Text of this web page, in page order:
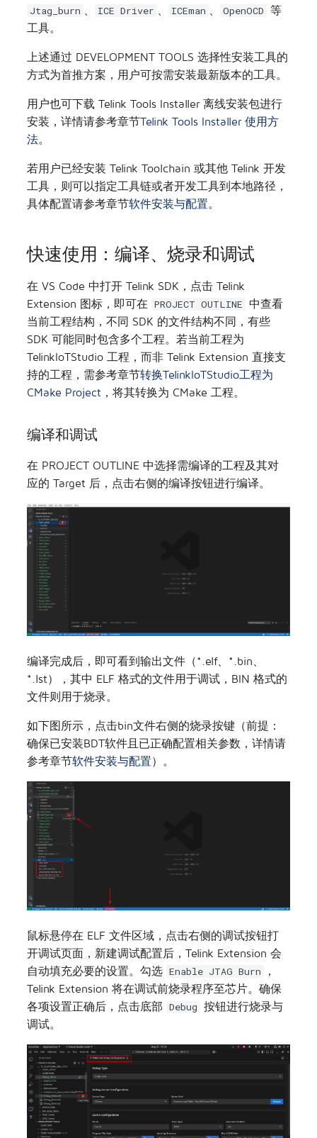
Jtag_burn
ICE Driver ICEman OpenOCD 等
工具。
上述通过 DEVELOPMENT TOOLS 选择性安装工具的
方式为首推方案，用户可按需安装最新版本的工具。
用户也可下载 Telink Tools Installer 离线安装包进行
安装，详情请参考章节Telink Tools Installer 使用方
法。
若用户已经安装 Telink Toolchain 或其他 Telink 开发
工具，则可以指定工具链或者开发工具到本地路径，
具体配置请参考章节软件安装与配置。
快速使用：编译、烧录和调试
在 VS Code 中打开 Telink SDK，点击 Telink
Extension 图标，即可在 PROJECT OUTLINE 中查看
当前工程结构，不同 SDK 的文件结构不同，有些
SDK 可能同时包含多个工程。若当前工程为
TelinkIoTStudio 工程，而非 Telink Extension 直接支
持的工程，需参考章节转换TelinkIoTStudio工程为
CMake Project ，将其转换为 CMake 工程。
编译和调试
在 PROJECT OUTLINE 中选择需编译的工程及其对
应的 Target 后，点击右侧的编译按钮进行编译。
编译完成后，即可看到输出文件（*.elf、*.bin、
*.lst），其中 ELF 格式的文件用于调试，BIN 格式的
文件则用于烧录。
如下图所示，点击bin文件右侧的烧录按键（前提：
确保已安装BDT软件且已正确配置相关参数，详情请
参考章节软件安装与配置）。
鼠标悬停在 ELF 文件区域，点击右侧的调试按钮打
开调试页面，新建调试配置后，Telink Extension 会
自动填充必要的设置。勾选 Enable JTAG Burn
，
Telink Extension 将在调试前烧录程序至芯片。确保
各项设置正确后，点击底部 Debug 按钮进行烧录与
调试。